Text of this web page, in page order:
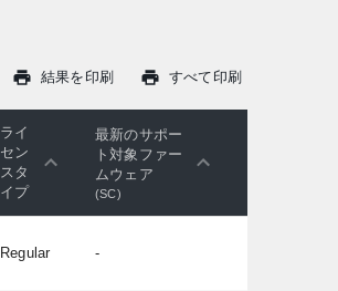
結果を印刷 すべて印刷
ライ
セン
スタ
イプ
最新のサポー
ト対象ファー
ムウェア
(SC)
Regular -